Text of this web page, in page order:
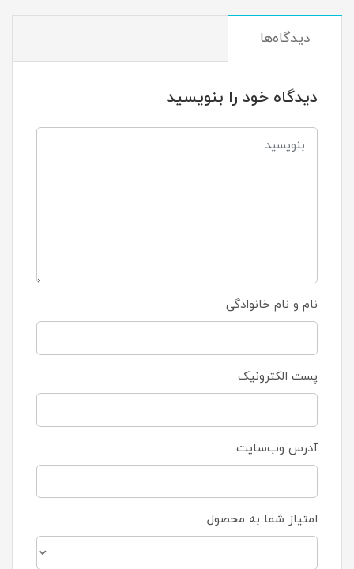
دیدگاه‌ها
دیدگاه خود را بنویسید
نام و نام خانوادگی
پست الکترونیک
آدرس وب‌سایت
امتیاز شما به محصول